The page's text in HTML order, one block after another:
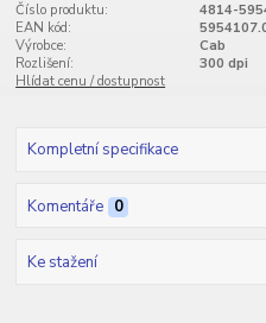
Číslo produktu:
4814-
EAN kód:
Výrobce:
Cab
Rozlišení:
300 dpi
Hlídat cenu / dostupnost
Kompletní specifikace
Komentáře 0
Ke stažení